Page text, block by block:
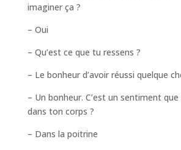
imaginer ça ?
– Oui
– Qu’est ce que tu ressens ?
– Le bonheur d’avoir réussi quelque
– Un bonheur. C’est un sentiment
dans ton corps ?
– Dans la poitrine